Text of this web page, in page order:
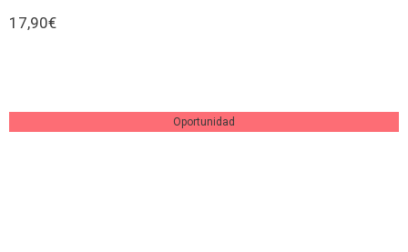
17,90€
Oportunidad